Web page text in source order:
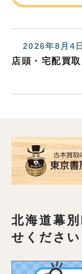
2026年8月4日
店頭・宅配買
北海道幕
せください